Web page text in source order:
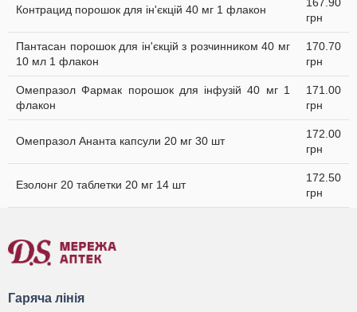
Контрацид порошок для ін'єкцій 40 мг 1 флакон
грн
Пантасан порошок для ін'єкцій з розчинником 40 мг
10 мл 1 флакон
170.70
грн
Омепразол Фармак порошок для інфузій 40 мг 1
флакон
171.00
грн
Омепразол Ананта капсули 20 мг 30 шт
172.00
грн
Езолонг 20 таблетки 20 мг 14 шт
172.50
грн
Гаряча лінія